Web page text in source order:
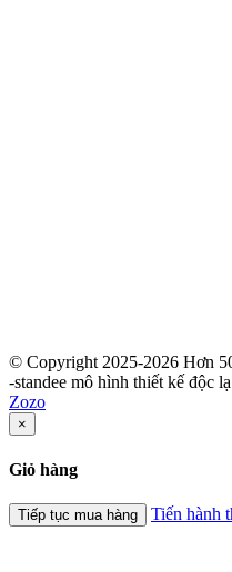
© Copyright 2025-2026 Hơn
-standee mô hình thiết kế độc
Zozo
×
Giỏ hàng
Tiếp tục mua hàng Tiến hành